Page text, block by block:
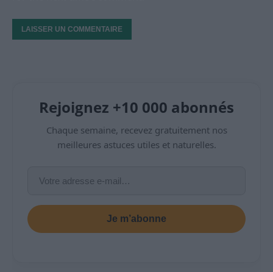
Rejoignez +10 000 abonnés
Chaque semaine, recevez gratuitement nos
meilleures astuces utiles et naturelles.
Je m’abonne